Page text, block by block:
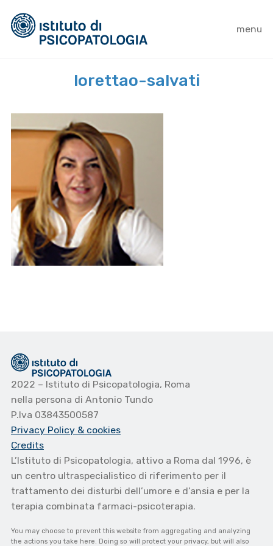
menu
lorettao-salvati
2022 – Istituto di Psicopatologia, Roma
nella persona di Antonio Tundo
P.Iva 03843500587
Privacy Policy & cookies
Credits
L’Istituto di Psicopatologia, attivo a Roma dal 1996, è
un centro ultraspecialistico di riferimento per il
trattamento dei disturbi dell’umore e d’ansia e per la
terapia combinata farmaci-psicoterapia.
You may choose to prevent this website from aggregating and analyzing
the actions you take here. Doing so will protect your privacy, but will also